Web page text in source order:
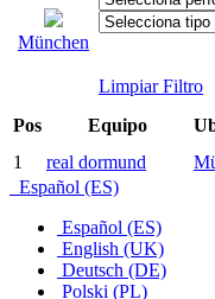
München
Limpiar Filtro
Pos
Equipo
1
real dormund
Español (ES)
Español (ES)
English (UK)
Deutsch (DE)
Polski (PL)